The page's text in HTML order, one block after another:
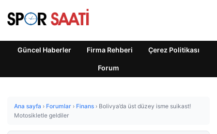
Güncel Haberler Firma Rehberi Çerez Politikası
Forum
Ana sayfa › Forumlar › Finans › Bolivya’da üst düzey isme suikast!
Motosikletle geldiler